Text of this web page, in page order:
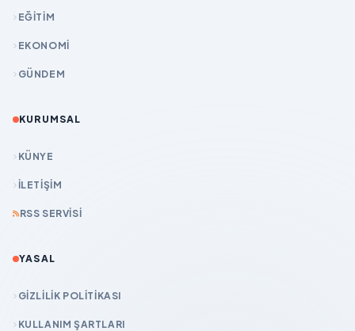
EĞİTİM
EKONOMİ
GÜNDEM
KURUMSAL
KÜNYE
İLETIŞIM
RSS SERVISI
YASAL
GIZLILIK POLITIKASI
KULLANIM ŞARTLARI